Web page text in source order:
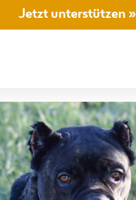
Jetzt unterstützen »